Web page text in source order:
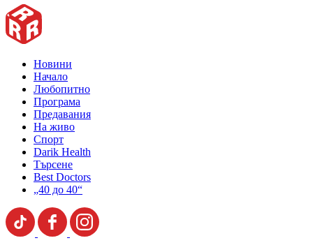
Новини
Начало
Любопитно
Програма
Предавания
На живо
Спорт
Darik Health
Търсене
Best Doctors
„40 до 40“